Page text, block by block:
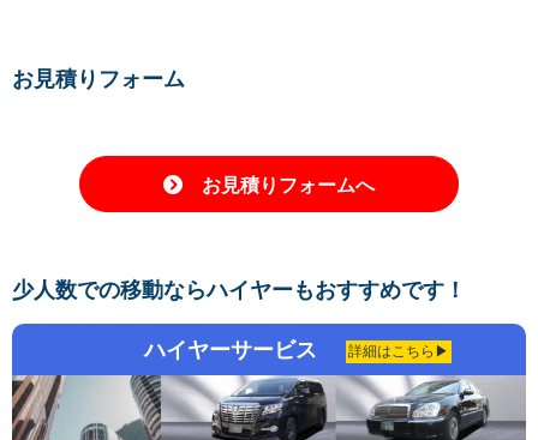
お見積りフォーム
お見積りフォームへ
少人数での移動ならハイヤーもおすすめです！
ハイヤーサービス 詳細はこちら▶︎